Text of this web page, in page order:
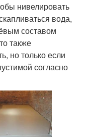
нивелировать
вода,
составом
также
но только если
согласно